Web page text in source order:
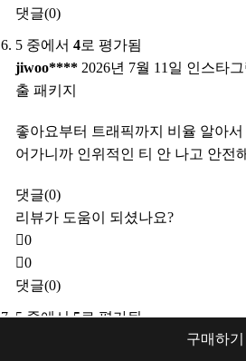
구매하기
댓글(0)
5 중에서 4로 평가됨
jiwoo**** 2026년 7월 11일 인스타
출 패키지
좋아요부터 트래픽까지 비율 알아
어가니까 인위적인 티 안 나고 안전
댓글(0)
리뷰가 도움이 되셨나요?
0
0
댓글(0)
5 중에서5로 평가됨
인스타